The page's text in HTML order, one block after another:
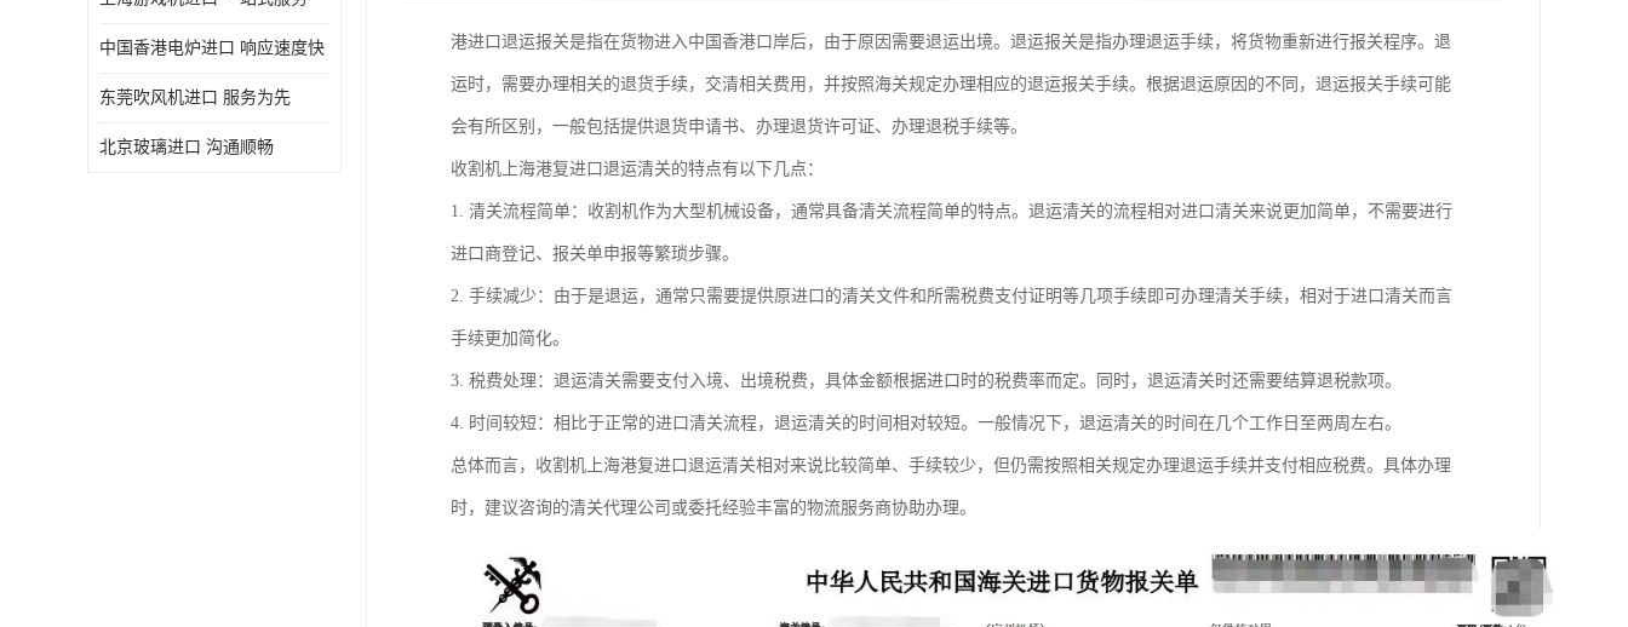
中国香港电炉进口 响应速度快
东莞吹风机进口 服务为先
北京玻璃进口 沟通顺畅
港进口退运报关是指在货物进入中国香港口岸后，由于原因需要退运出境。退运报关是指办理退运手续，将货物重新进行报关程序。退
运时，需要办理相关的退货手续，交清相关费用，并按照海关规定办理相应的退运报关手续。根据退运原因的不同，退运报关手续可能
会有所区别，一般包括提供退货申请书、办理退货许可证、办理退税手续等。
收割机上海港复进口退运清关的特点有以下几点：
1. 清关流程简单：收割机作为大型机械设备，通常具备清关流程简单的特点。退运清关的流程相对进口清关来说更加简单，不需要进行
进口商登记、报关单申报等繁琐步骤。
2. 手续减少：由于是退运，通常只需要提供原进口的清关文件和所需税费支付证明等几项手续即可办理清关手续，相对于进口清关而言
手续更加简化。
3. 税费处理：退运清关需要支付入境、出境税费，具体金额根据进口时的税费率而定。同时，退运清关时还需要结算退税款项。
4. 时间较短：相比于正常的进口清关流程，退运清关的时间相对较短。一般情况下，退运清关的时间在几个工作日至两周左右。
总体而言，收割机上海港复进口退运清关相对来说比较简单、手续较少，但仍需按照相关规定办理退运手续并支付相应税费。具体办理
时，建议咨询的清关代理公司或委托经验丰富的物流服务商协助办理。